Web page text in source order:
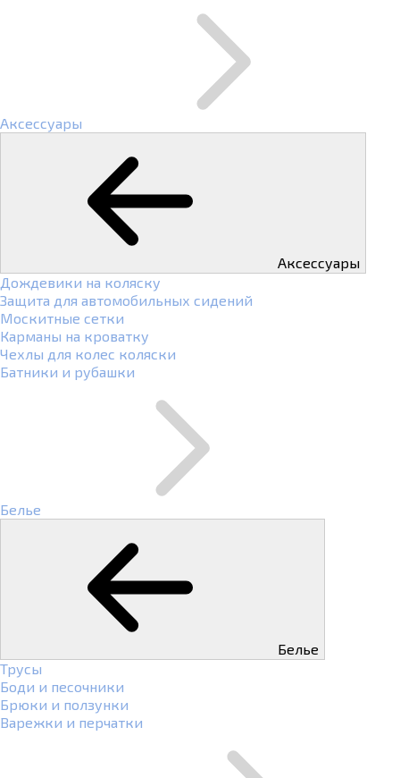
Аксессуары
Аксессуары
Дождевики на коляску
Защита для автомобильных сидений
Москитные сетки
Карманы на кроватку
Чехлы для колес коляски
Батники и рубашки
Белье
Белье
Трусы
Боди и песочники
Брюки и ползунки
Варежки и перчатки